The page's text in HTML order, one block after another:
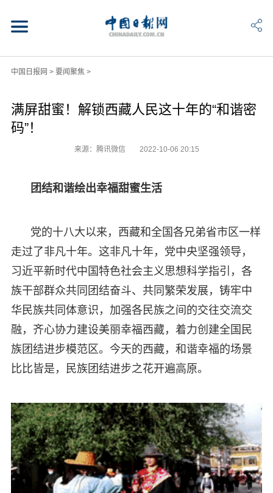
中国日报网 > 要闻聚焦 >
满屏甜蜜！解锁西藏人民这十年的“和谐密
码”！
来源：腾讯微信 2022-10-06 20:15
团结和谐绘出幸福甜蜜生活
党的十八大以来，西藏和全国各兄弟省市区一样
走过了非凡十年。这非凡十年，党中央坚强领导，
习近平新时代中国特色社会主义思想科学指引，各
族干部群众共同团结奋斗、共同繁荣发展，铸牢中
华民族共同体意识，加强各民族之间的交往交流交
融，齐心协力建设美丽幸福西藏，着力创建全国民
族团结进步模范区。今天的西藏，和谐幸福的场景
比比皆是，民族团结进步之花开遍高原。